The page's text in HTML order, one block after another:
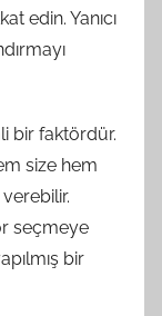
edin. Yanıcı
bir faktördür.
size hem
seçmeye
bir